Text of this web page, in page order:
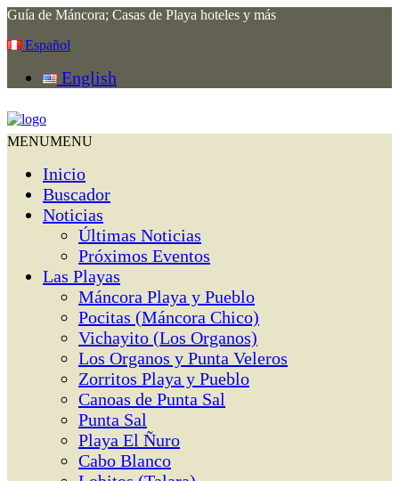
Guía de Máncora; Casas de Playa hoteles y más
Español
English
MENUMENU
Inicio
Buscador
Noticias
Últimas Noticias
Próximos Eventos
Las Playas
Máncora Playa y Pueblo
Pocitas (Máncora Chico)
Vichayito (Los Organos)
Los Organos y Punta Veleros
Zorritos Playa y Pueblo
Canoas de Punta Sal
Punta Sal
Playa El Ñuro
Cabo Blanco